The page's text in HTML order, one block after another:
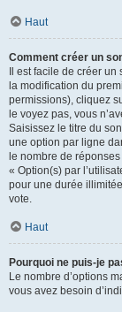
Haut
Comment créer un
Il est facile de créer
la modification du
permissions), cliquez
le voyez pas, vous
Saisissez le titre du
une option par ligne
le nombre de
« Option(s) par
pour une durée
vote.
Haut
Pourquoi ne puis-je
Le nombre d’options
vous avez besoin